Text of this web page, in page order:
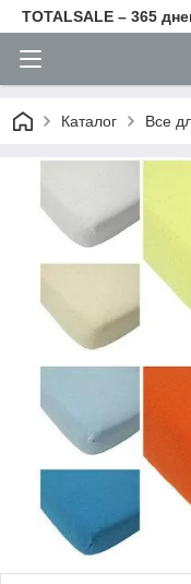
TOTALSALE – 365
Каталог Все